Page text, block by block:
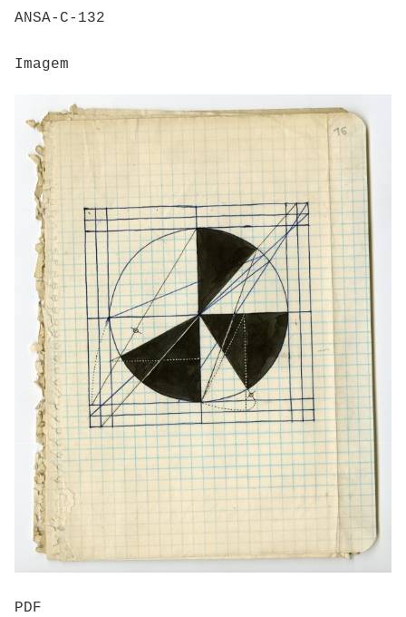
ANSA-C-132
Imagem
PDF